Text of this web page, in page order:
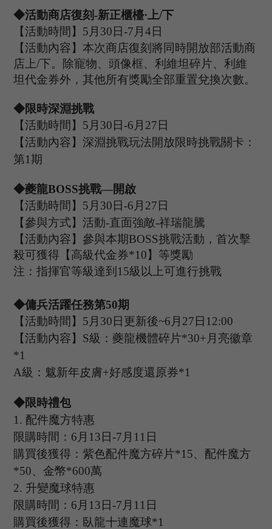
◆活動商店復刻-新正櫃檯·上/下
【活動時間】 5 月 30日-7 月4日
【活動內容】本次商店復刻將同時開放部活動商
店上/下。除寵物、頭像框、利維坦碎片、利維
坦代金券外，其他所有獎勵全部重置兌換次數。
◆限時深淵挑戰
【活動時間】 5 月 30日-6 月 27日
【活動內容】深淵挑戰玩法開放限時挑戰關卡：
第1期
◆夔龍BOSS挑戰—開啟
【活動時間】 5 月 30日-6 月 27日
【參與方式】 活動-直面強敵-祥瑞龍騰
【活動內容】參與本期BOSS挑戰活動，首次擊
殺可獲得【高級代金券*10】等獎勵
注：指揮官等級達到 15級以上可進行挑戰
◆傭兵活躍任務第50期
【活動時間】 5 月 30日更新後~6 月 27日 12:00
【活動內容】 S級：夔龍機體碎片*30+月亮徽章
*1
A級：魃新年皮膚+好感度還原券*1
◆限時禮包
1. 配件魔方特惠
限購時間： 6 月 13日-7 月 11 日
購買後獲得：紫色配件魔方碎片*15、配件魔方
*50、金幣*600萬
2. 升變魔球特惠
限購時間： 6 月 13日-7 月 11 日
購買後獲得：臥龍十連魔球*1